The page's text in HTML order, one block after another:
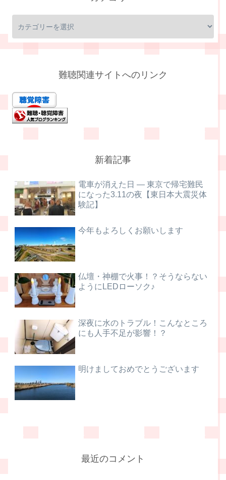
難聴関連サイトへのリンク
新着記事
電車が消えた日 ― 東京で帰宅難民
になった3.11の夜【東日本大震災体
験記】
今年もよろしくお願いします
仏壇・神棚で火事！？そうならない
ようにLEDローソク♪
深夜に水のトラブル！こんなところ
にも人手不足が影響！？
明けましておめでとうございます
最近のコメント